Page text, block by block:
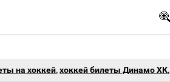
на хоккей,хоккей билеты Динамо ХК,